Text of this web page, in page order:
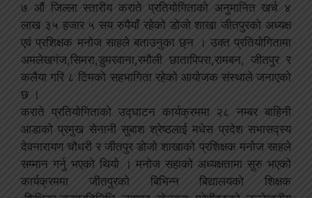
७ औं जिल्ला स्तारीय कराते प्रतियोगिताको अनुमानित खर्च ४
लाख ३५ हजार ५ सय रुपैयाँ रहेको डोजो शाखा जीतपुरको अध्यक्ष
एवं प्रशिक्षक मनोज साहले बताउनुका छ्न । उक्त प्रतियोगितामा
अमलेखगंज,सिमरा,डुमरवाना,रमौली छातापिपरा,रामबन, जीतपुर र
कलैया गरि ८ टिमको सहभागिता रहेको आयोजक संस्थाले जनाएको
छ ।
कराते प्रतियोगिताको उद्घाटन कार्यक्रममा २८ नम्बर बाहिनी
आडाको प्रमुख सेनानी सुबाश श्रेष्ठलाई मधेस प्रदेश सभासद्स्य
देवनारायण चौधरी र जीतपुर डोजो शाखाको प्रशिक्षक मनोज साहले
सम्मान गर्नु भएको थियो । मनोज सहाको अध्यक्षतामा सुरु भएको
कार्यक्रममा जीतपुरको बिभिन्न बिद्यालयको शिक्षक